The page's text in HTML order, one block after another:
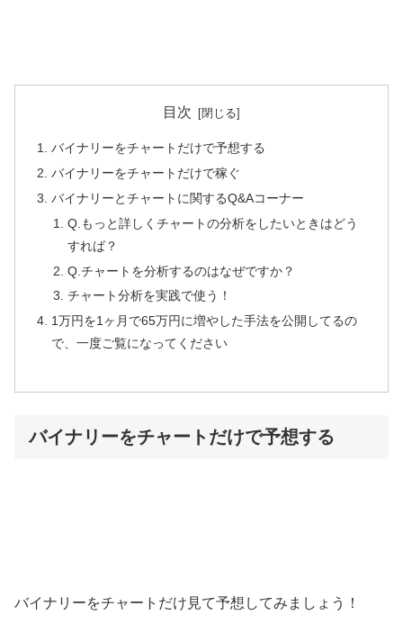
目次
バイナリーをチャートだけで予想する
バイナリーをチャートだけで稼ぐ
バイナリーとチャートに関するQ&Aコーナー
Q.もっと詳しくチャートの分析をしたいときはどう
すれば？
Q.チャートを分析するのはなぜですか？
チャート分析を実践で使う！
1万円を1ヶ月で65万円に増やした手法を公開してるの
で、一度ご覧になってください
バイナリーをチャートだけで予想する
バイナリーをチャートだけ見て予想してみましょう！